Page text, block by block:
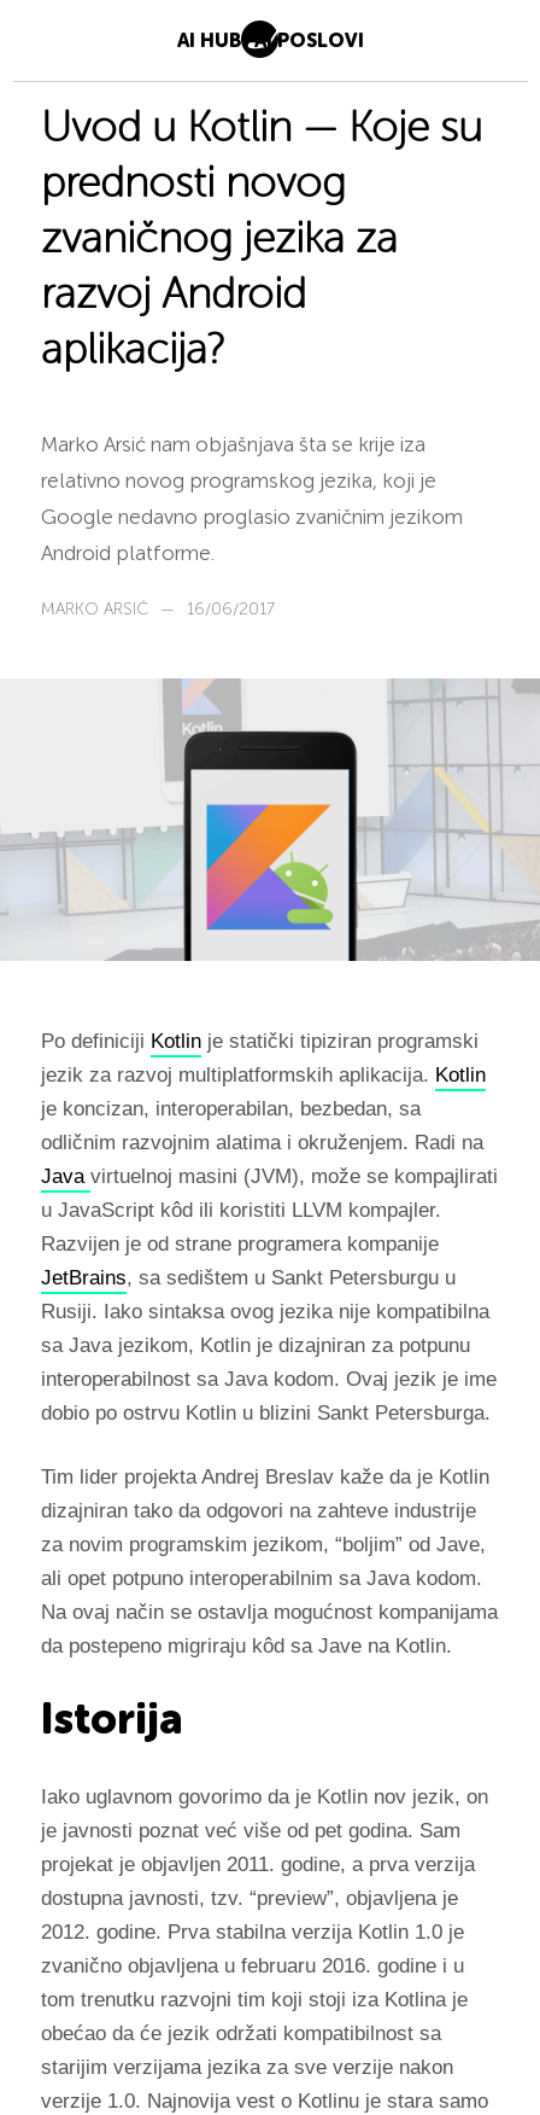
AI HUB AI POSLOVI
Uvod u Kotlin — Koje su
prednosti novog
zvaničnog jezika za
razvoj Android
aplikacija?
Marko Arsić nam objašnjava šta se krije iza
relativno novog programskog jezika, koji je
Google nedavno proglasio zvaničnim jezikom
Android platforme.
MARKO ARSIĆ — 16/06/2017
Po definiciji Kotlinje statički tipiziran programski
jezik za razvoj multiplatformskih aplikacija. Kotlin
je koncizan, interoperabilan, bezbedan, sa
odličnim razvojnim alatima i okruženjem. Radi na
Java virtuelnoj masini (JVM), može se kompajlirati
u JavaScript kôd ili koristiti LLVM kompajler.
Razvijen je od strane programera kompanije
JetBrains, sa sedištem u Sankt Petersburgu u
Rusiji. Iako sintaksa ovog jezika nije kompatibilna
sa Java jezikom, Kotlin je dizajniran za potpunu
interoperabilnost sa Java kodom. Ovaj jezik je ime
dobio po ostrvu Kotlin u blizini Sankt Petersburga.
Tim lider projekta Andrej Breslav kaže da je Kotlin
dizajniran tako da odgovori na zahteve industrije
za novim programskim jezikom, “boljim” od Jave,
ali opet potpuno interoperabilnim sa Java kodom.
Na ovaj način se ostavlja mogućnost kompanijama
da postepeno migriraju kôd sa Jave na Kotlin.
Istorija
Iako uglavnom govorimo da je Kotlin nov jezik, on
je javnosti poznat već više od pet godina. Sam
projekat je objavljen 2011. godine, a prva verzija
dostupna javnosti, tzv. “preview”, objavljena je
2012. godine. Prva stabilna verzija Kotlin 1.0 je
zvanično objavljena u februaru 2016. godine i u
tom trenutku razvojni tim koji stoji iza Kotlina je
obećao da će jezik održati kompatibilnost sa
starijim verzijama jezika za sve verzije nakon
verzije 1.0. Najnovija vest o Kotlinu je stara samo